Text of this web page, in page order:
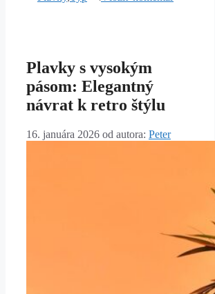
Plavky s vysokým
pásom: Elegantný
návrat k retro štýlu
16. januára 2026 od autora: Peter